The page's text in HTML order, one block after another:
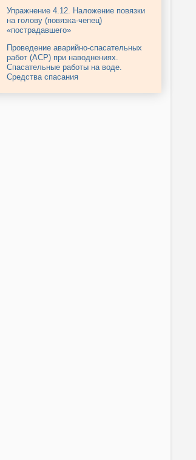
Упражнение 4.12. Наложение повязки
на голову (повязка-чепец)
«пострадавшего»
Проведение аварийно-спасательных
работ (АСР) при наводнениях.
Спасательные работы на воде.
Средства спасания